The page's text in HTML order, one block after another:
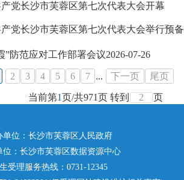
党长沙市芙蓉区第七次代表大会开幕
党长沙市芙蓉区第七次代表大会举行预备
”防范应对工作部署会议2026-07-26
2 3 4 5 6 7 ... 下一页 尾页
当前第1页/共971页 转到 页
单位：长沙市芙蓉区人民政府
位：长沙市芙蓉区数据资源中心
受理服务热线：0731-12345